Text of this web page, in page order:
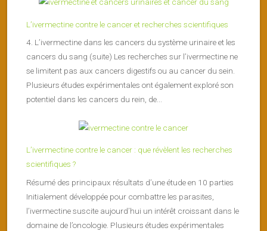
L’ivermectine contre le cancer et recherches scientifiques
4. L’ivermectine dans les cancers du système urinaire et les
cancers du sang (suite) Les recherches sur l’ivermectine ne
se limitent pas aux cancers digestifs ou au cancer du sein.
Plusieurs études expérimentales ont également exploré son
potentiel dans les cancers du rein, de...
L’ivermectine contre le cancer : que révèlent les recherches
scientifiques ?
Résumé des principaux résultats d’une étude en 10 parties
Initialement développée pour combattre les parasites,
l’ivermectine suscite aujourd’hui un intérêt croissant dans le
domaine de l’oncologie. Plusieurs études expérimentales